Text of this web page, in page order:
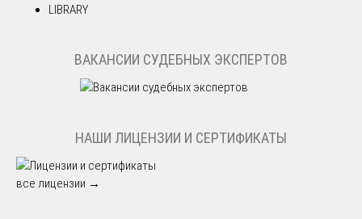
LIBRARY
ВАКАНСИИ СУДЕБНЫХ ЭКСПЕРТОВ
НАШИ ЛИЦЕНЗИИ И СЕРТИФИКАТЫ
все лицензии →